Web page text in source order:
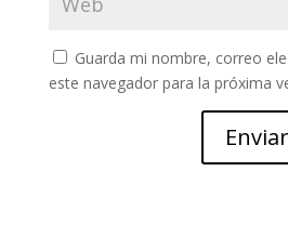
Guarda mi nombre, correo
este navegador para la próxima